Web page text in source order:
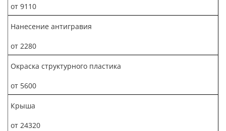
от 9110
Нанесение антигравия
от 2280
Окраска структурного пластика
от 5600
Крыша
от 24320